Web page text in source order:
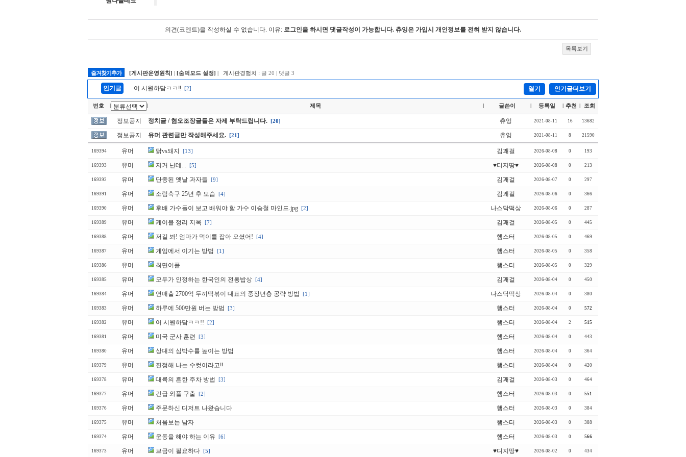
의견(코멘트)을 작성하실 수 없습니다. 이유: 로그인을 하시면 댓글작성이 가능합니다. 츄잉은 가입시 개인정보를 전혀 받지 않습니다.
목록보기
즐겨찾기추가 [게시판운영원칙] | [숨덕모드 설정] | 게시판경험치 : 글 20 | 댓글 3
인기글 어 시원하닼ㅋㅋ!! [2] 열기 인기글더보기
번호 제목 글쓴이 등록일 추천 조회
정보공지 정치글 / 혐오조장글들은 자제 부탁드립니다. [20] 츄잉 2021-08-11 16 13682
정보공지 유머 관련글만 작성해주세요. [21] 츄잉 2021-08-11 8 21590
169394 유머 닭vs돼지 [13] 김괘걸 2026-08-08 0 193
169393 유머 저거 난데... [5] ♥디지땅♥ 2026-08-08 0 213
169392 유머 단종된 옛날 과자들 [9] 김괘걸 2026-08-07 0 297
169391 유머 소림축구 25년 후 모습 [4] 김괘걸 2026-08-06 0 366
169390 유머 후배 가수들이 보고 배워야 할 가수 이승철 마인드.jpg [2] 나스닥떡상 2026-08-06 0 287
169389 유머 케이블 정리 지옥 [7] 김괘걸 2026-08-05 0 445
169388 유머 저길 봐! 엄마가 먹이를 잡아 오셨어! [4] 햄스터 2026-08-05 0 469
169387 유머 게임에서 이기는 방법 [1] 햄스터 2026-08-05 0 358
169386 유머 최면어플 햄스터 2026-08-05 0 329
169385 유머 모두가 인정하는 한국인의 전통밥상 [4] 김괘걸 2026-08-04 0 450
169384 유머 연매출 2700억 두끼떡볶이 대표의 중장년층 공략 방법 [1] 나스닥떡상 2026-08-04 0 380
169383 유머 하루에 500만원 버는 방법 [3] 햄스터 2026-08-04 0 572
169382 유머 어 시원하닼ㅋㅋ!! [2] 햄스터 2026-08-04 2 515
169381 유머 미국 군사 훈련 [3] 햄스터 2026-08-04 0 443
169380 유머 상대의 심박수를 높이는 방법 햄스터 2026-08-04 0 364
169379 유머 진정해 나는 수컷이라고!! 햄스터 2026-08-04 0 420
169378 유머 대륙의 흔한 주차 방법 [3] 김괘걸 2026-08-03 0 464
169377 유머 긴급 와플 구출 [2] 햄스터 2026-08-03 0 551
169376 유머 주문하신 디저트 나왔습니다 햄스터 2026-08-03 0 384
169375 유머 처음보는 남자 햄스터 2026-08-03 0 388
169374 유머 운동을 해야 하는 이유 [6] 햄스터 2026-08-03 0 566
169373 유머 브금이 필요하다 [5] ♥디지땅♥ 2026-08-02 0 434